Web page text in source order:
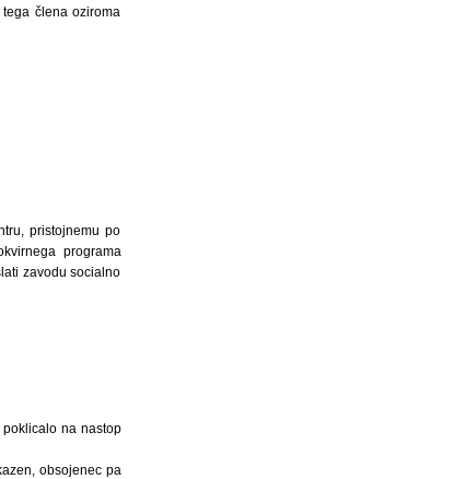
člena oziroma
pristojnemu po
programa
zavodu socialno
na nastop
obsojenec pa